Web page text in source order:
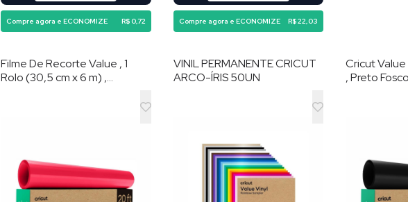
Compre agora e ECONOMIZE R$ 0,72 Compre agora e ECONOMIZE R$ 22,03
Filme De Recorte Value , 1
Rolo (30,5 cm x 6 m) ,
VINIL PERMANENTE CRICUT
ARCO-ÍRIS 50UN
Cricut
, Preto